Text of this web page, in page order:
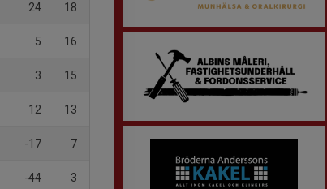
24 18
5 16
3 15
12 13
-17 7
-44 3